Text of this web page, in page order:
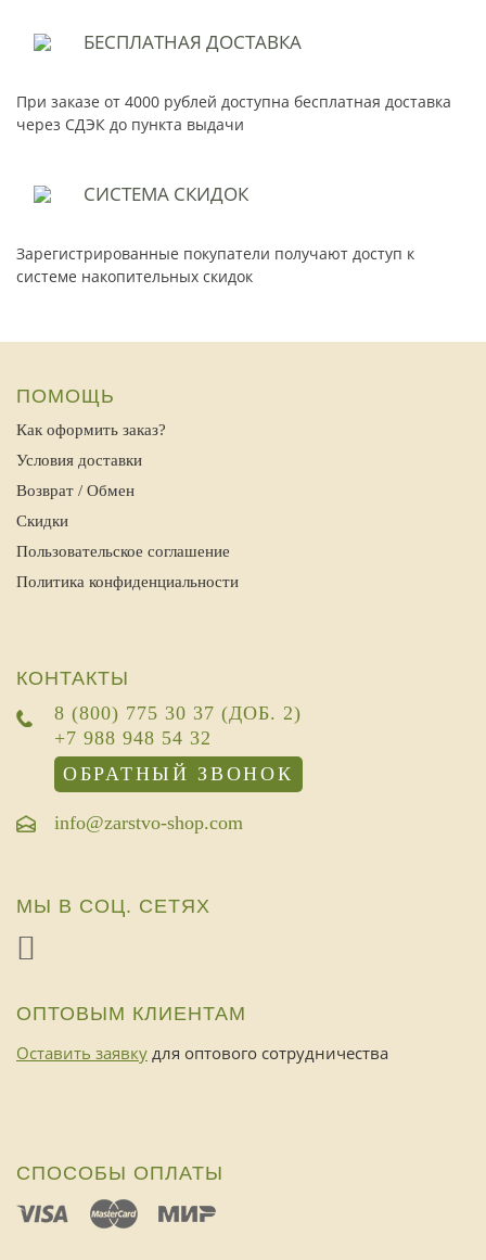
БЕСПЛАТНАЯ ДОСТАВКА
При заказе от 4000 рублей доступна бесплатная доставка
через СДЭК до пункта выдачи
СИСТЕМА СКИДОК
Зарегистрированные покупатели получают доступ к
системе накопительных скидок
ПОМОЩЬ
Как оформить заказ?
Условия доставки
Возврат / Обмен
Скидки
Пользовательское соглашение
Политика конфиденциальности
КОНТАКТЫ
8 (800) 775 30 37 (ДОБ. 2)
+7 988 948 54 32
ОБРАТНЫЙ ЗВОНОК
info@zarstvo-shop.com
МЫ В СОЦ. СЕТЯХ
ОПТОВЫМ КЛИЕНТАМ
Оставить заявку для оптового сотрудничества
СПОСОБЫ ОПЛАТЫ